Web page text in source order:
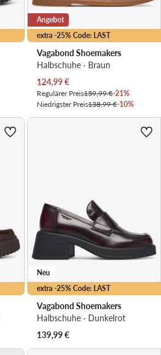
extra -25% Code: LAST
Angebot
Vagabond Shoemakers
Halbschuhe · Braun
Aktueller Preis
124,99€
Regulärer Preis159,99 €-21%
Niedrigster Preis138,99 €-10%
extra -25% Code: LAST
Neu
Vagabond Shoemakers
Halbschuhe · Dunkelrot
139,99€